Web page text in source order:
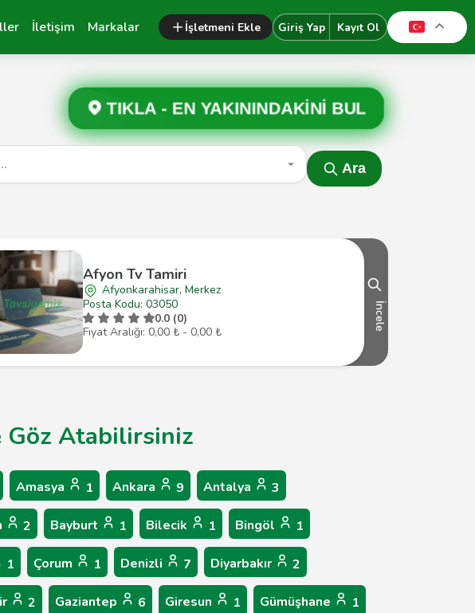
İletişim Markalar İşletmeni Ekle Giriş Yap Kayıt Ol
TIKLA - EN YAKININDAKİNİ BUL
Ara
Afyon Tv Tamiri
Afyonkarahisar, Merkez
Posta Kodu: 03050
0.0 (0)
Fiyat Aralığı: 0,00 ₺ - 0,00 ₺
İncele
Göz Atabilirsiniz
Amasya 1 Ankara 9 Antalya 3
2 Bayburt 1 Bilecik 1 Bingöl 1
1 Çorum 1 Denizli 7 Diyarbakır 2
2 Gaziantep 6 Giresun 1 Gümüşhane 1